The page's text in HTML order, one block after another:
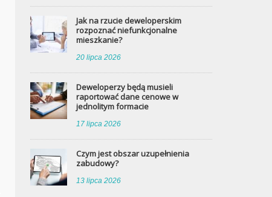
Jak na rzucie deweloperskim
rozpoznać niefunkcjonalne
mieszkanie?
20 lipca 2026
Deweloperzy będą musieli
raportować dane cenowe w
jednolitym formacie
17 lipca 2026
Czym jest obszar uzupełnienia
zabudowy?
13 lipca 2026